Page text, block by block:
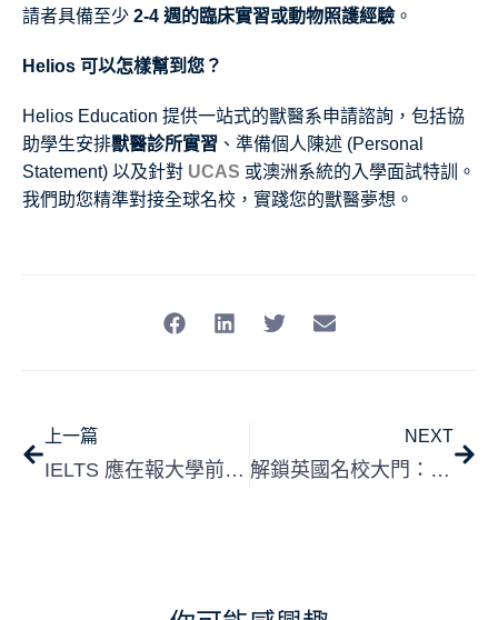
請者具備至少 2-4 週的臨床實習或動物照護經驗 。
Helios 可以怎樣幫到您？
Helios Education 提供一站式的獸醫系申請諮詢，包括協
助學生安排獸醫診所實習 、準備個人陳述 (Personal
Statement) 以及針對 UCAS 或澳洲系統的入學面試特訓。
我們助您精準對接全球名校，實踐您的獸醫夢想。
上一篇
IELTS 應在報大學前或後考？2026 英國留學英語考試策略全解析
NEXT
解鎖英國名校大門：2026 寄宿學校面試全攻略